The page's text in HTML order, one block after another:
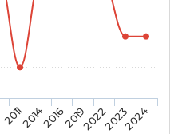
2011201420162019202220232024